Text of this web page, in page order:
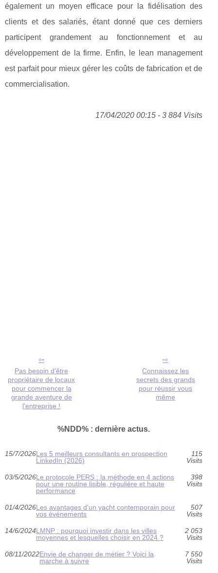
également un moyen efficace pour la fidélisation des
clients et des salariés, étant donné que ces derniers
participent grandement au fonctionnement et au
développement de la firme. Enfin, le lean management
est parfait pour mieux gérer les coûts de fabrication et de
commercialisation.
17/04/2020 00:15 - 3 884 Visits
Pas besoin d'être
propriétaire de locaux
pour commencer la
grande aventure de
l'entreprise !
Connaissez les
secrets des grands
pour réussir vous
même
%NDD% : dernière actus.
15/7/2026Les 5 meilleurs consultants en prospection
LinkedIn (2026)
115
Visits
03/5/2026Le protocole PERS : la méthode en 4 actions
pour une routine lisible, régulière et haute
performance
398
Visits
01/4/2026Les avantages d'un yacht contemporain pour
vos événements
507
Visits
14/6/2024LMNP : pourquoi investir dans les villes
moyennes et lesquelles choisir en 2024 ?
2 053
Visits
08/11/2022Envie de changer de métier ? Voici la
marche à suivre
7 550
Visits